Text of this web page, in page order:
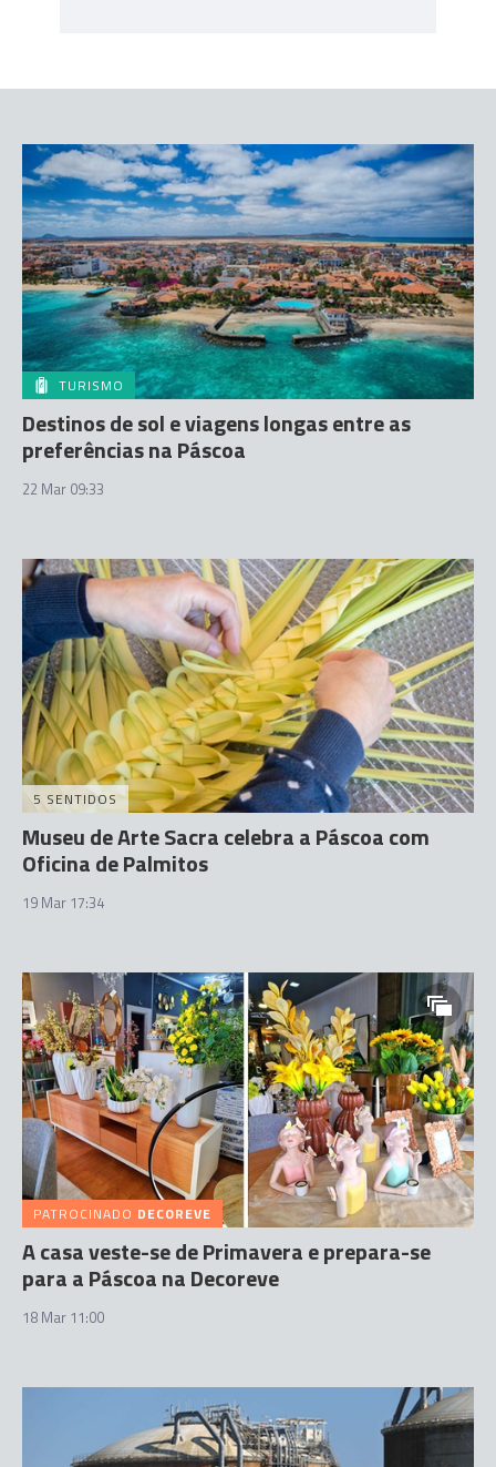
TURISMO
Destinos de sol e viagens longas entre as
preferências na Páscoa
22 Mar 09:33
5 SENTIDOS
Museu de Arte Sacra celebra a Páscoa com
Oficina de Palmitos
19 Mar 17:34
PATROCINADO DECOREVE
A casa veste-se de Primavera e prepara-se
para a Páscoa na Decoreve
18 Mar 11:00